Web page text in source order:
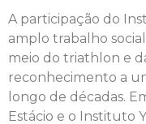
A participação do
amplo trabalho social
meio do triathlon e
reconhecimento a
longo de décadas.
Estácio e o Instituto